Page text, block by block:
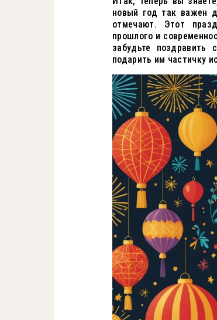
новый год так важен
отмечают. Этот
прошлого и
забудьте
подарить им частичку